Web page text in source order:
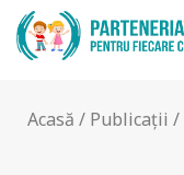
Acasă / Publicații /